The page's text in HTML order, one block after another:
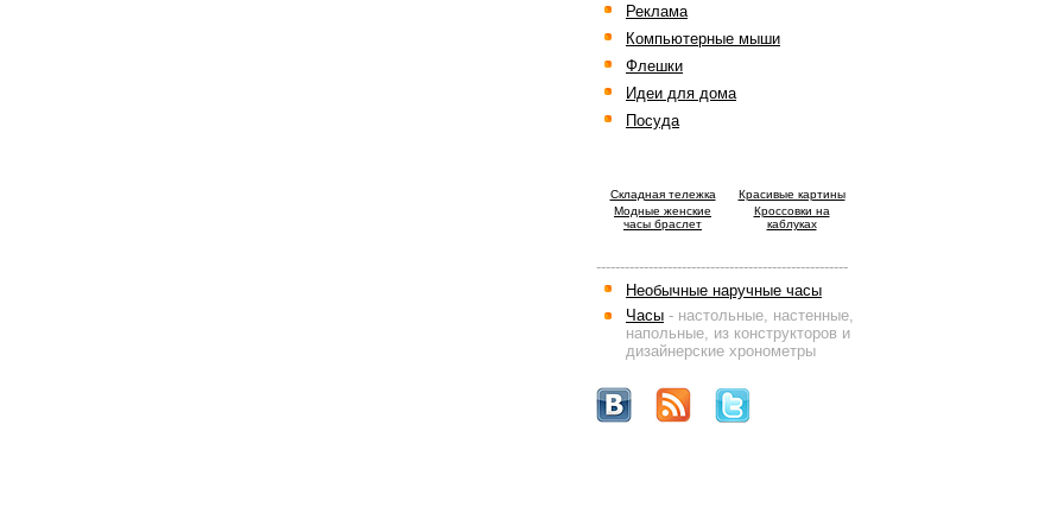
Реклама
Компьютерные мыши
Флешки
Идеи для дома
Посуда
Cкладная тележка
Красивые картины
Модные женские
часы браслет
Кроссовки на
каблуках
-----------------------------------------------------
Необычные наручные часы
Часы - настольные, настенные,
напольные, из конструкторов и
дизайнерские хронометры